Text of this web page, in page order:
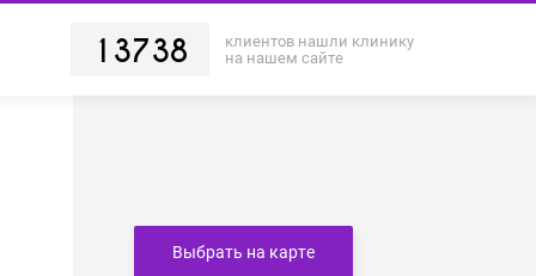
13738
клиентов нашли клинику
на нашем сайте
Выбрать на карте